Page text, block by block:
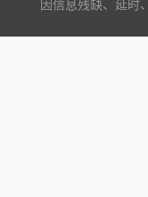
因信息残缺、延时